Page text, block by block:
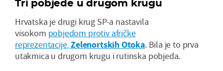
Tri pobjede u drugom krugu
Hrvatska je drugi krug SP-a nastavila
visokom pobjedom protiv afričke
reprezentacije,Zelenortskih Otoka. Bila je to prva
utakmica u drugom krugu i rutinska pobjeda.